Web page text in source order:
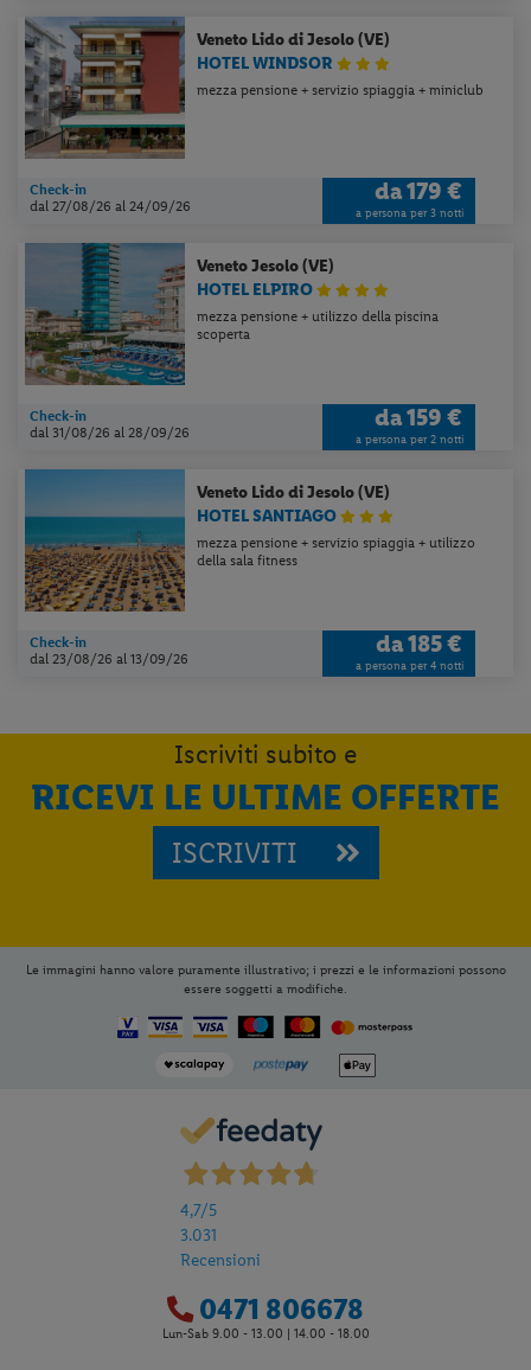
Veneto Lido di Jesolo (VE)
HOTEL WINDSOR
mezza pensione + servizio spiaggia + miniclub
Check-in
dal 27/08/26al 24/09/26
da179 €
a persona per 3 notti
VenetoJesolo (VE)
HOTEL ELPIRO
mezza pensione + utilizzo della piscina
scoperta
Check-in
dal 31/08/26al 28/09/26
da159 €
a persona per 2 notti
Veneto Lido di Jesolo (VE)
HOTEL SANTIAGO
mezza pensione + servizio spiaggia + utilizzo
della sala fitness
Check-in
dal 23/08/26al 13/09/26
da185 €
a persona per 4 notti
Iscriviti subito e
RICEVI LE ULTIME OFFERTE
ISCRIVITI
Le immagini hanno valore puramente illustrativo; i prezzi e le informazioni possono
essere soggetti a modifiche.
4,7/5
3.031
Recensioni
0471 806678
Lun-Sab 9.00 - 13.00 | 14.00 - 18.00